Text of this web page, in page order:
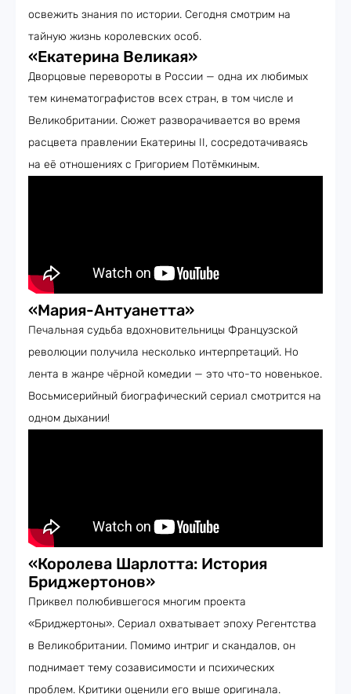
освежить знания по истории. Сегодня смотрим на
тайную жизнь королевских особ.
«Екатерина Великая»
Дворцовые перевороты в России — одна их любимых
тем кинематографистов всех стран, в том числе и
Великобритании. Сюжет разворачивается во время
расцвета правлении Екатерины II, сосредотачиваясь
на её отношениях с Григорием Потёмкиным.
«Мария-Антуанетта»
Печальная судьба вдохновительницы Французской
революции получила несколько интерпретаций. Но
лента в жанре чёрной комедии — это что-то новенькое.
Восьмисерийный биографический сериал смотрится на
одном дыхании!
«Королева Шарлотта: История
Бриджертонов»
Приквел полюбившегося многим проекта
«Бриджертоны». Сериал охватывает эпоху Регентства
в Великобритании. Помимо интриг и скандалов, он
поднимает тему созависимости и психических
проблем. Критики оценили его выше оригинала.